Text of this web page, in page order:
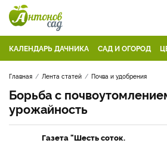
КАЛЕНДАРЬ ДАЧНИКА САД И ОГОРОД
Главная Лента статей Почва и удобрения
Борьба с
урожайность
Газета "Шесть соток.